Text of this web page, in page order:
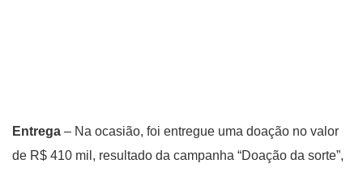
Entrega – Na ocasião, foi entregue uma doação no valor
de R$ 410 mil, resultado da campanha “Doação da sorte”,